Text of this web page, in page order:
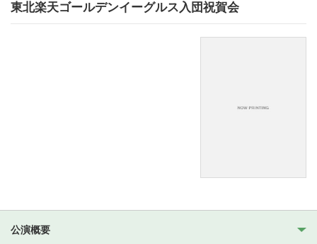
東北楽天ゴールデンイーグルス入団祝賀会
公演概要